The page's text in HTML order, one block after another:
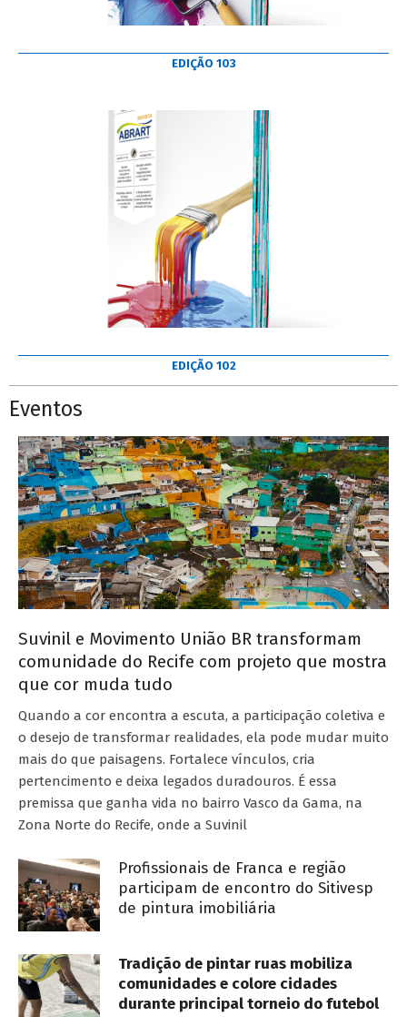
EDIÇÃO 103
EDIÇÃO 102
Eventos
Suvinil e Movimento União BR transformam
comunidade do Recife com projeto que mostra
que cor muda tudo
Quando a cor encontra a escuta, a participação coletiva e
o desejo de transformar realidades, ela pode mudar muito
mais do que paisagens. Fortalece vínculos, cria
pertencimento e deixa legados duradouros. É essa
premissa que ganha vida no bairro Vasco da Gama, na
Zona Norte do Recife, onde a Suvinil
Profissionais de Franca e região
participam de encontro do Sitivesp
de pintura imobiliária
Tradição de pintar ruas mobiliza
comunidades e colore cidades
durante principal torneio do futebol